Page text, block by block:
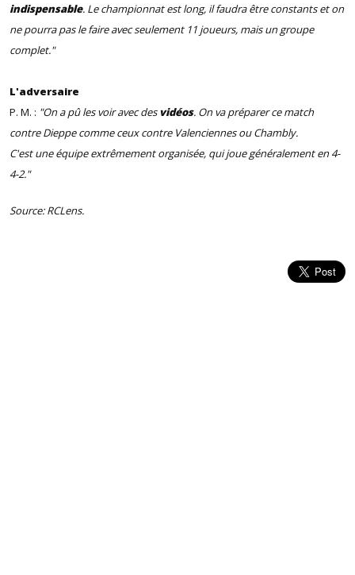
indispensable. Le championnat est long, il faudra être constants et on
ne pourra pas le faire avec seulement 11 joueurs, mais un groupe
complet."
L'adversaire
P. M. : "On a pû les voir avec desvidéos. On va préparer ce match
contre Dieppe comme ceux contre Valenciennes ou Chambly.
C'est une équipe extrêmement organisée, qui joue généralement en 4-
4-2."
Source: RCLens.